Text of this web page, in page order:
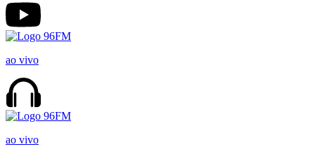
ao vivo
ao vivo